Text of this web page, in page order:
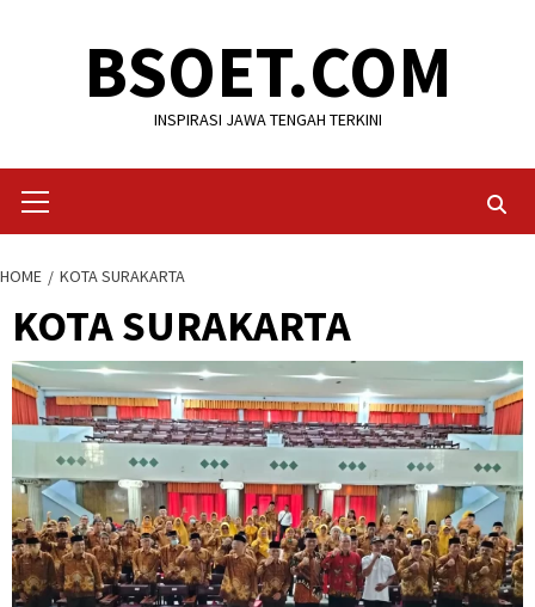
BSOET.COM
INSPIRASI JAWA TENGAH TERKINI
Menu
HOME KOTA SURAKARTA
KOTA SURAKARTA